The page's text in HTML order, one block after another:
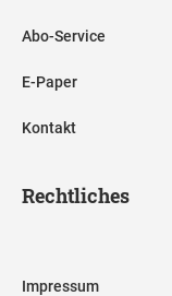
Abo-Service
E-Paper
Kontakt
Rechtliches
Impressum